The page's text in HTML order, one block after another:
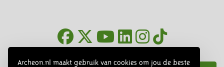
Archeon.nl maakt gebruik van cookies om jou de beste